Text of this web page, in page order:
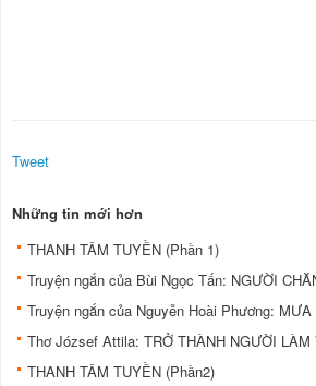
Tweet
Những tin mới hơn
THANH TÂM TUYỀN (Phần 1)
Truyện ngắn của Bùi Ngọc Tấn: NGƯỜI
Truyện ngắn của Nguyễn Hoài Phương: MƯA
Thơ József Attila: TRỞ THÀNH NGƯỜI LÀM
THANH TÂM TUYỀN (Phần2)